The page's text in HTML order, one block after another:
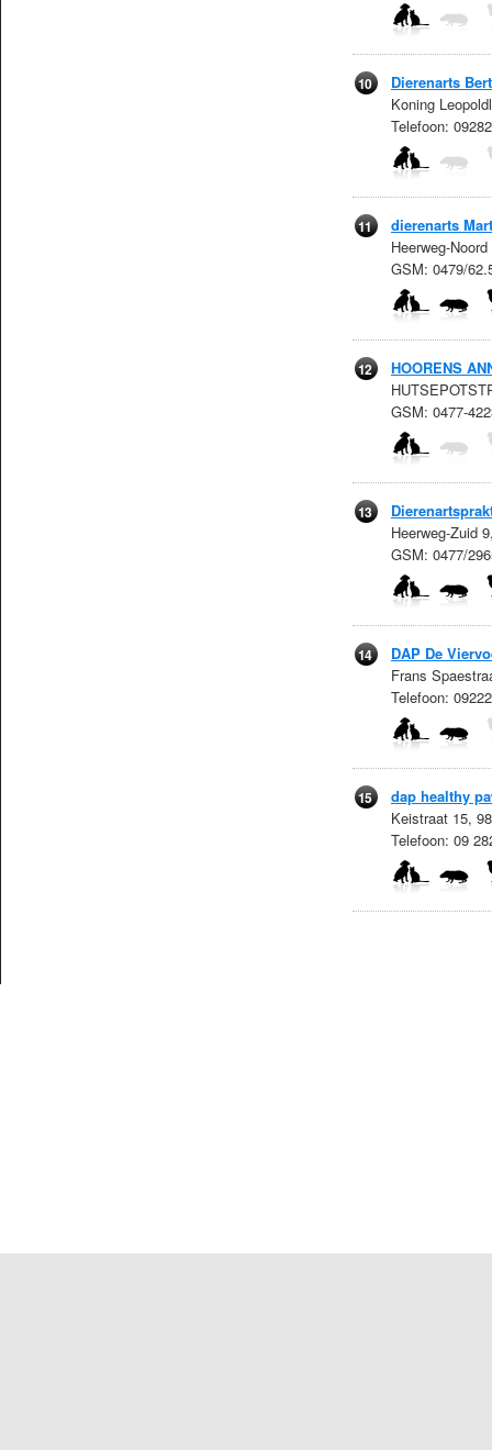
10
Dierenarts
Koning
Telefoon:
11
dierenarts
Heerweg-
GSM: 0479/
12
HOORENS
GSM: 0477-
13
Heerweg-Zuid
GSM: 0477/
14
DAP De
Frans
Telefoon:
15
dap healthy
Keistraat 15,
Telefoon: 09